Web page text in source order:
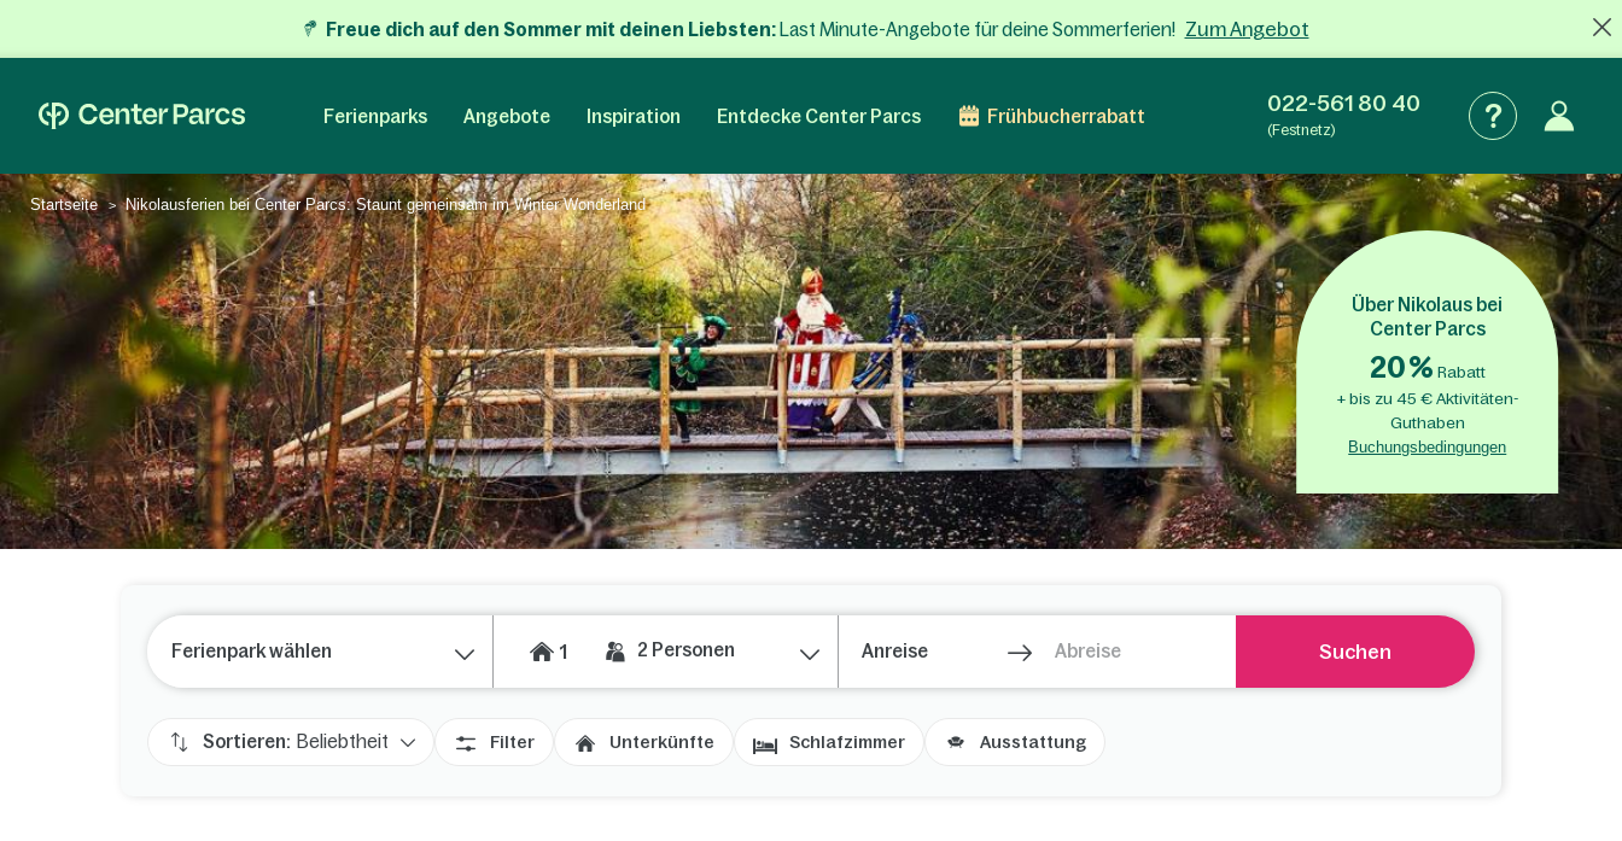
Freue dich auf den Sommer mit deinen Liebsten: Last Minute-Angebote für deine Sommerferien! Zum Angebot
Ferienparks Angebote Inspiration Entdecke Center Parcs Frühbucherrabatt 022-561 80 40
(Festnetz)
Startseite Nikolausferien bei Center Parcs: Staunt gemeinsam im Winter Wonderland
Über Nikolaus bei
Center Parcs
20% Rabatt
+ bis zu 45 € Aktivitäten-
Guthaben
Buchungsbedingungen
Ferienpark wählen 1 2 Personen Suchen
Sortieren: Beliebtheit Filter Unterkünfte Schlafzimmer Ausstattung